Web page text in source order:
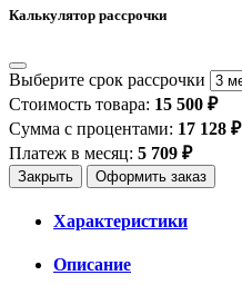
Калькулятор рассрочки
Выберите срок рассрочки
Стоимость товара: 15 500 ₽
Сумма с процентами: 17 128 ₽
Платеж в месяц: 5 709 ₽
Закрыть Оформить заказ
Характеристики
Описание